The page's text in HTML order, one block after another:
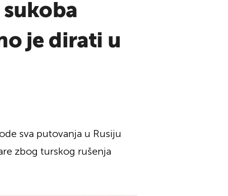
sukoba
je dirati u
sva putovanja u Rusiju
zbog turskog rušenja